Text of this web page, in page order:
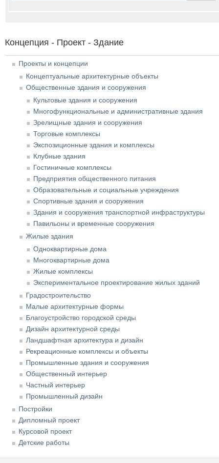
Концепция - Проект - Здание
Проекты и концепции
Концептуальные архитектурные объекты
Общественные здания и сооружения
Культовые здания и сооружения
Многофункциональные и административные здания
Зрелищные здания и сооружения
Торговые комплексы
Экспозиционные здания и комплексы
Клубные здания
Гостиничные комплексы
Предприятия общественного питания
Образовательные и социальные учреждения
Спортивные здания и сооружения
Здания и сооружения транспортной инфраструктуры
Павильоны и временные сооружения
Жилые здания
Одноквартирные дома
Многоквартирные дома
Жилые комплексы
Экспериментальное проектирование жилых зданий
Градостроительство
Малые архитектурные формы
Благоустройство городской среды
Дизайн архитектурной среды
Ландшафтная архитектура и дизайн
Рекреационные комплексы и объекты
Промышленные здания и сооружения
Общественный интерьер
Частный интерьер
Промышленный дизайн
Постройки
Дипломный проект
Курсовой проект
Детские работы